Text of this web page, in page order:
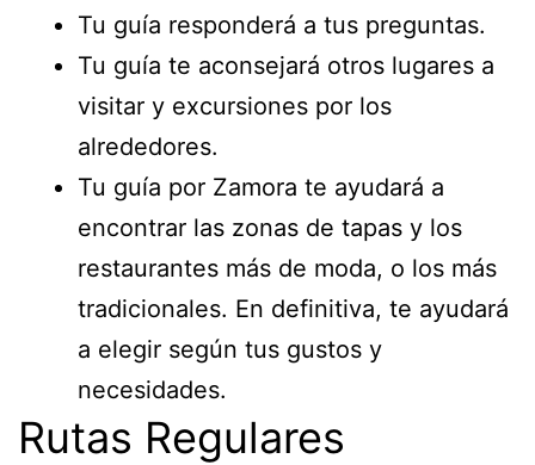
Tu guía responderá a tus preguntas.
Tu guía te aconsejará otros lugares a
visitar y excursiones por los
alrededores.
Tu guía por Zamora te ayudará a
encontrar las zonas de tapas y los
restaurantes más de moda, o los más
tradicionales. En definitiva, te ayudará
a elegir según tus gustos y
necesidades.
Rutas Regulares